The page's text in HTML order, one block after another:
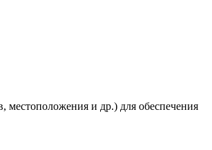
местоположения и др.) для обеспечения